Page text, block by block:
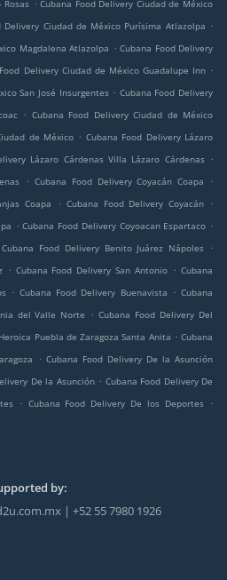
Rosas
Cubana Food Delivery Ciudad de México
Delivery Ciudad de México Purísima Atlazolpa .
Magdalena Atlazolpa . Cubana Food Delivery
Delivery Ciudad de México Guadalupe Inn .
San José Insurgentes . Cubana Food Delivery
. Cubana Food Delivery Ciudad de México
de México . Cubana Food Delivery Lázaro
Lázaro Cárdenas Villa Lázaro Cárdenas .
. Cubana Food Delivery Coyacán Coapa
.
Coapa
. Cubana Food Delivery Coyacán
.
. Cubana Food Delivery Coyoacan Espartaco .
Cubana Food Delivery Benito Juárez Nápoles
.
. Cubana Food Delivery San Antonio . Cubana
. Cubana Food Delivery Buenavista . Cubana
del Valle Norte
. Cubana Food Delivery Del
Puebla de Zaragoza Santa Anita . Cubana
. Cubana Food Delivery De la Asunción
De la Asunción . Cubana Food Delivery De
. Cubana Food Delivery De los Deportes
.
by:
| +52 55 7980 1926